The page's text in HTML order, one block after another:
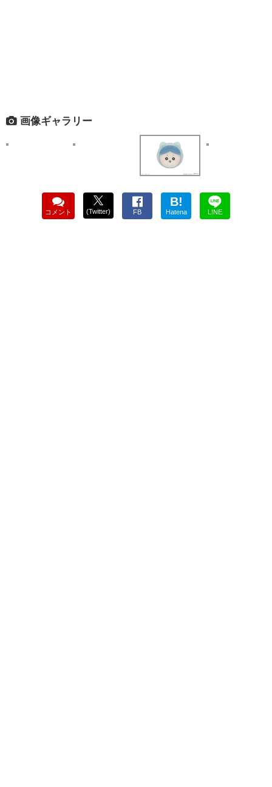
画像ギャラリー
コメント (Twitter) FB
B!
Hatena LINE